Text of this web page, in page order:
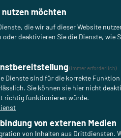
und
am weitesten
Innovationsträger und
möchten
die wir auf dieser Website
deaktivieren Sie die Dienste, wie
(immer erforderlich)
Dienste sind für die korrekte
Sie können sie hier nicht
richtig funktionieren würde.
von externen Medien
von Inhalten aus Drittdiensten.